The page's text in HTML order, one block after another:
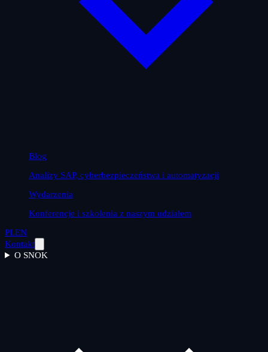
Blog
Analizy SAP, cyberbezpieczeństwa i automatyzacji
Wydarzenia
Konferencje i szkolenia z naszym udziałem
PLEN
Kontakt
O SNOK